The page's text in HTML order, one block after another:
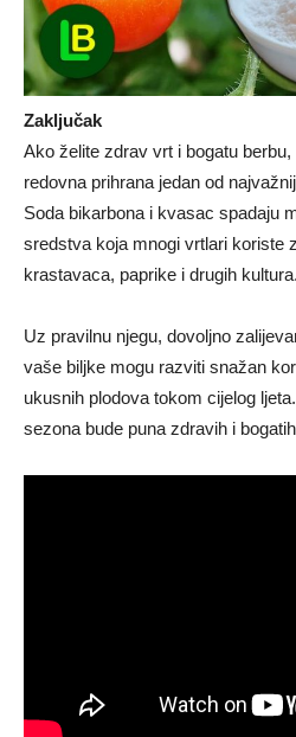
Zaključak
Ako želite zdrav vrt i bogatu
redovna prihrana jedan od
Soda bikarbona i kvasac spadaju
sredstva koja mnogi vrtlari koriste
krastavaca, paprike i drugih kultura.
Uz pravilnu njegu, dovoljno
vaše biljke mogu razviti snažan
ukusnih plodova tokom cijelog
sezona bude puna zdravih i